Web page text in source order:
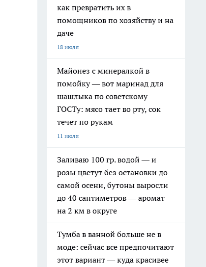
как превратить их в
помощников по хозяйству и на
даче
18 июля
Майонез с минералкой в
помойку — вот маринад для
шашлыка по советскому
ГОСТу: мясо тает во рту, сок
течет по рукам
11 июля
Заливаю 100 гр. водой — и
розы цветут без остановки до
самой осени, бутоны выросли
до 40 сантиметров — аромат
на 2 км в округе
Тумба в ванной больше не в
моде: сейчас все предпочитают
этот вариант — куда красивее